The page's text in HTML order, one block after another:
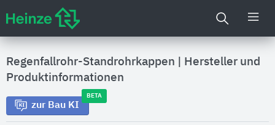
Regenfallrohr-Standrohrkappen
Hersteller und
Produktinformationen
zur Bau KI
BETA